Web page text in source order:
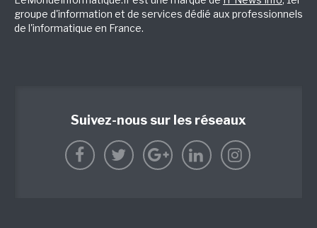
groupe d'information et de services dédié aux professionnels
de l'informatique en France.
Suivez-nous sur les réseaux